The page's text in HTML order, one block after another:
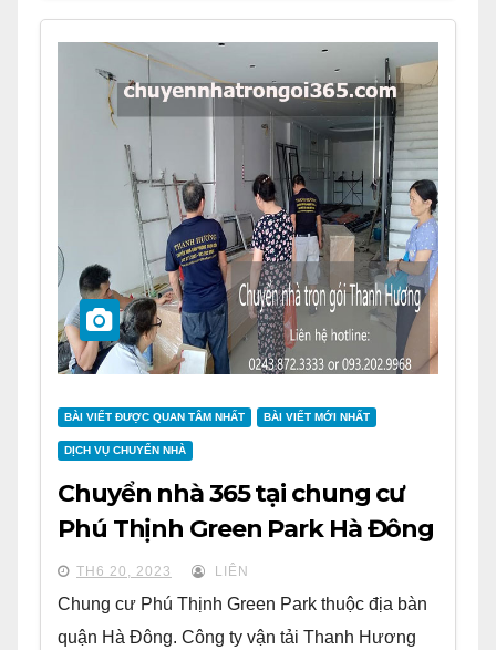
BÀI VIẾT ĐƯỢC QUAN TÂM NHẤT BÀI VIẾT MỚI NHẤT
DỊCH VỤ CHUYỂN NHÀ
Chuyển nhà 365 tại chung cư
Phú Thịnh Green Park Hà Đông
TH6 20, 2023 LIÊN
Chung cư Phú Thịnh Green Park thuộc địa bàn
quận Hà Đông. Công ty vận tải Thanh Hương